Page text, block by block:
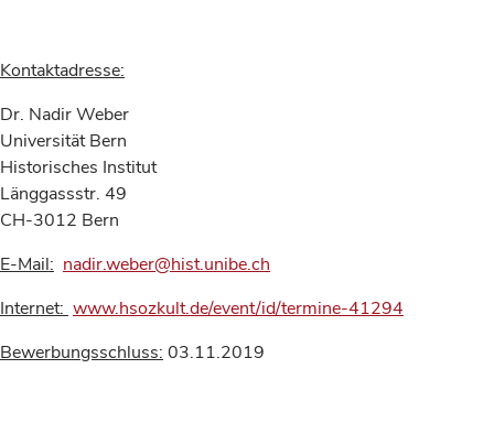
Kontaktadresse:
Dr. Nadir Weber
Universität Bern
Historisches Institut
Länggassstr. 49
CH-3012 Bern
E-Mail: nadir.weber@hist.unibe.ch
Internet: www.hsozkult.de/event/id/termine-41294
Bewerbungsschluss: 03.11.2019